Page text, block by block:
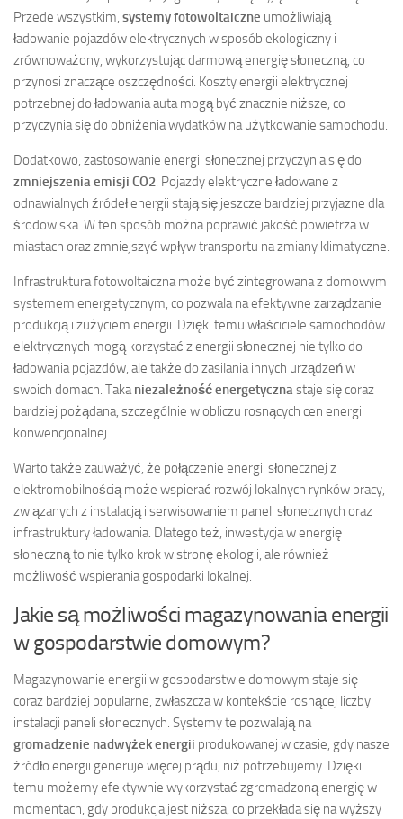
Przede wszystkim, systemy fotowoltaiczne umożliwiają
ładowanie pojazdów elektrycznych w sposób ekologiczny i
zrównoważony, wykorzystując darmową energię słoneczną, co
przynosi znaczące oszczędności. Koszty energii elektrycznej
potrzebnej do ładowania auta mogą być znacznie niższe, co
przyczynia się do obniżenia wydatków na użytkowanie samochodu.
Dodatkowo, zastosowanie energii słonecznej przyczynia się do
zmniejszenia emisji CO2. Pojazdy elektryczne ładowane z
odnawialnych źródeł energii stają się jeszcze bardziej przyjazne dla
środowiska. W ten sposób można poprawić jakość powietrza w
miastach oraz zmniejszyć wpływ transportu na zmiany klimatyczne.
Infrastruktura fotowoltaiczna może być zintegrowana z domowym
systemem energetycznym, co pozwala na efektywne zarządzanie
produkcją i zużyciem energii. Dzięki temu właściciele samochodów
elektrycznych mogą korzystać z energii słonecznej nie tylko do
ładowania pojazdów, ale także do zasilania innych urządzeń w
swoich domach. Takaniezależność energetycznastaje się coraz
bardziej pożądana, szczególnie w obliczu rosnących cen energii
konwencjonalnej.
Warto także zauważyć, że połączenie energii słonecznej z
elektromobilnością może wspierać rozwój lokalnych rynków pracy,
związanych z instalacją i serwisowaniem paneli słonecznych oraz
infrastruktury ładowania. Dlatego też, inwestycja w energię
słoneczną to nie tylko krok w stronę ekologii, ale również
możliwość wspierania gospodarki lokalnej.
Jakie są możliwości magazynowania energii
w gospodarstwie domowym?
Magazynowanie energii w gospodarstwie domowym staje się
coraz bardziej popularne, zwłaszcza w kontekście rosnącej liczby
instalacji paneli słonecznych. Systemy te pozwalają na
gromadzenie nadwyżek energii produkowanej w czasie, gdy nasze
źródło energii generuje więcej prądu, niż potrzebujemy. Dzięki
temu możemy efektywnie wykorzystać zgromadzoną energię w
momentach, gdy produkcja jest niższa, co przekłada się na wyższy